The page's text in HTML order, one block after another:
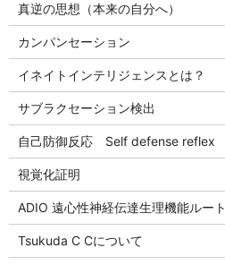
真逆の思想（本来の自分へ）
カンパンセーション
イネイトインテリジェンスとは？
サブラクセーション検出
自己防御反応 Self defense reflex
視覚化証明
ADIO 遠心性神経伝達生理機能ルート
Tsukuda C Cについて